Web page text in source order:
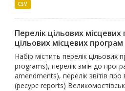
CSV
Перелік цільових
цільових місцевих програм
Набір містить перелік цільових
programs), перелік змін до
amendments), перелік звітів
(ресурс reports)